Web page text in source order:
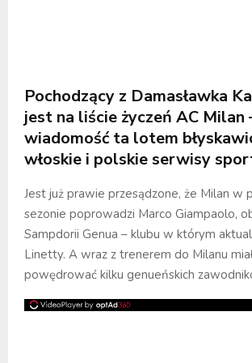
Pochodzący z Damasławka
jest na liście życzeń AC Milan
wiadomość ta lotem
włoskie i polskie serwisy
Jest już prawie przesądzone, że Milan w
sezonie poprowadzi Marco Giampaolo,
Sampdorii Genua – klubu w którym
Linetty. A wraz z trenerem do Milanu
powędrować kilku genueńskich